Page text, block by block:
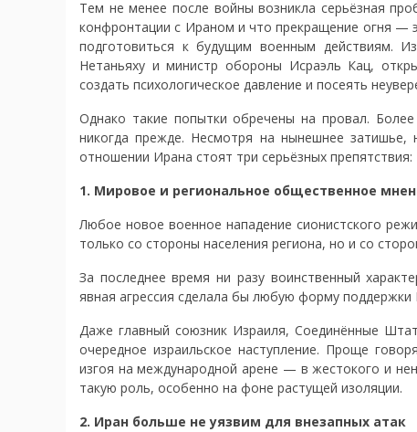
Тем не менее после войны возникла серьёзная
конфронтации с Ираном и что прекращение огня —
подготовиться к будущим военным действиям.
Нетаньяху и министр обороны Исраэль Кац,
создать психологическое давление и посеять
Однако такие попытки обречены на провал.
никогда прежде. Несмотря на нынешнее
отношении Ирана стоят три серьёзных препятствия:
1. Мировое и региональное общественное
Любое новое военное нападение сионистского
только со стороны населения региона, но и со
За последнее время ни разу воинственный
явная агрессия сделала бы любую форму поддержки
Даже главный союзник Израиля, Соединённые
очередное израильское наступление. Проще
изгоя на международной арене — в жестокого и
такую роль, особенно на фоне растущей изоляции.
2. Иран больше не уязвим для внезапных атак